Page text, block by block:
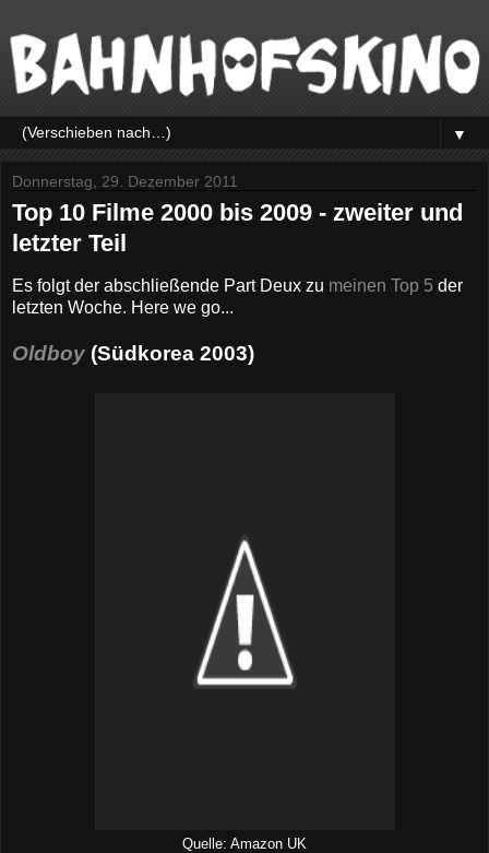
▼
Donnerstag, 29. Dezember 2011
Top 10 Filme 2000 bis 2009 - zweiter und
letzter Teil
Es folgt der abschließende Part Deux zu meinen Top 5 der
letzten Woche. Here we go...
Oldboy (Südkorea 2003)
Quelle: Amazon UK